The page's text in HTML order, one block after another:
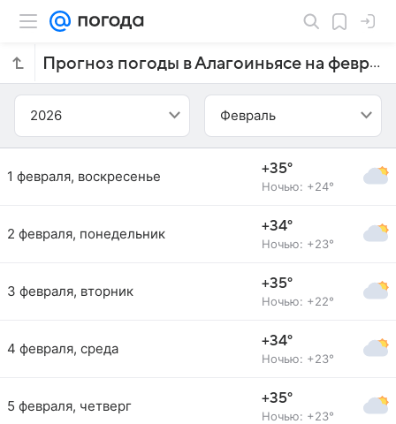
Прогноз погоды в Алагоиньясе на февраль 2026 года
2026 Февраль
1 февраля, воскресенье +35°
Ночью: +24°
2 февраля, понедельник +34°
Ночью: +23°
3 февраля, вторник +35°
Ночью: +22°
4 февраля, среда +34°
Ночью: +23°
5 февраля, четверг +35°
Ночью: +23°